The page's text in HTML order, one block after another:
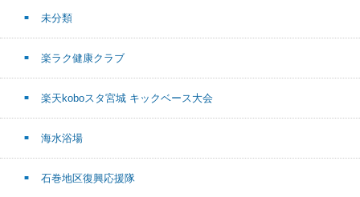
未分類
楽ラク健康クラブ
楽天koboスタ宮城 キックベース大会
海水浴場
石巻地区復興応援隊